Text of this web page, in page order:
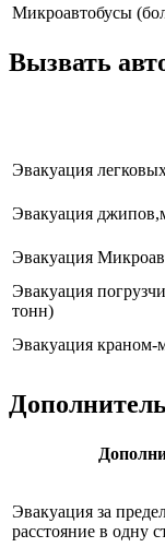
Микроавтобусы
Вызвать
Эвакуация
Эвакуация
Эвакуация
Эвакуация
тонн)
Эвакуация краном-
Эвакуация за
расстояние в одну